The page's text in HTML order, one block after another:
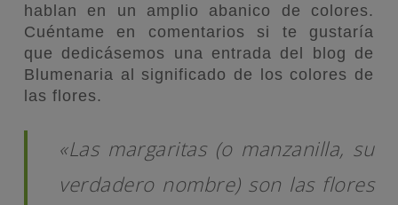
hablan en un amplio abanico de colores.
Cuéntame en comentarios si te gustaría
que dedicásemos una entrada del blog de
Blumenaria al significado de los colores de
las flores.
«Las margaritas (o manzanilla, su
verdadero nombre) son las flores